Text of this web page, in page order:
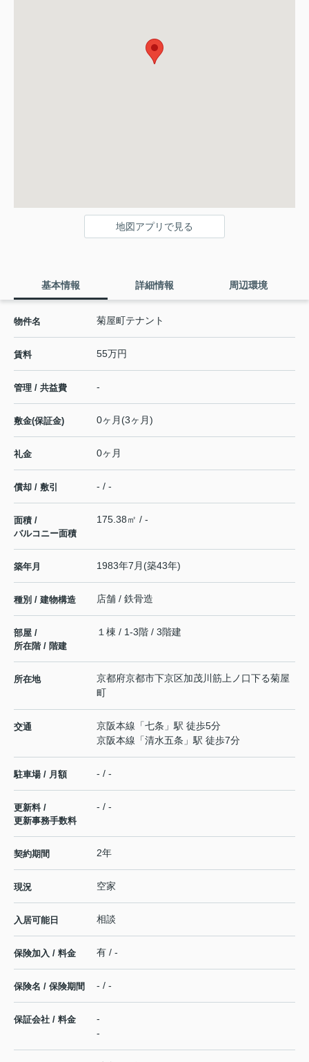
地図アプリで見る
基本情報 詳細情報 周辺環境
物件名 菊屋町テナント
賃料 55万円
管理 / 共益費 -
敷金(保証金) 0ヶ月(3ヶ月)
礼金 0ヶ月
償却 / 敷引 - / -
面積 /
バルコニー面積
175.38㎡ / -
築年月 1983年7月(築43年)
種別 / 建物構造 店舗 / 鉄骨造
部屋 /
所在階 / 階建
１棟 / 1-3階 / 3階建
所在地 京都府京都市下京区加茂川筋上ノ口下る菊屋
町
交通 京阪本線 「七条 」駅 徒歩5分
京阪本線 「清水五条 」駅 徒歩7分
駐車場 / 月額 - / -
更新料 /
更新事務手数料
- / -
契約期間 2年
現況 空家
入居可能日 相談
保険加入 / 料金 有 / -
保険名 / 保険期間 - / -
保証会社 / 料金
-
-